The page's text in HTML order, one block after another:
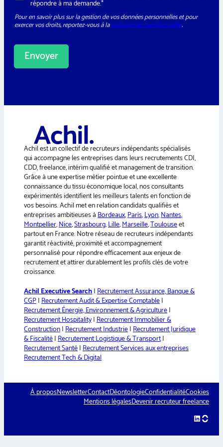
e
t
t
r
G
D
*
répondre à ma demande.*
Pour en savoir plus sur la gestion de vos données personnelles et pour
exercer vos droits, reportez-vous à lapolitique de confidentialité.
Envoyer
e
Achil est un collectif de recruteurs indépendants spécialisés
qui accompagne les entreprises dans leurs recrutements CDI,
CDD, freelance, intérim qualifié et management de transition.
Grâce à une expertise métier pointue et une excellente
connaissance du tissu économique local, nos consultants
expérimentés identifient les meilleurs talents en fonction de
vos besoins. Achil met en relation candidats qualifiés et
entreprises ambitieuses àBordeaux,Paris,Lyon,Nantes,
Montpellier,Nice,Strasbourg,Lille,Marseille,Toulouseet
partout en France. Notre réseau de recruteurs indépendants
garantit réactivité, proximité et accompagnement
personnalisé pour répondre efficacement aux enjeux de
recrutement et attirer durablement les profils clés de votre
croissance.
Achil Executive Search|Recrutement Assurance, Banque &
CGP|Recrutement Audit & Expertise Comptable|
Recrutement Énergie, Environnement & Agriculture|
Recrutement Hospitality|Recrutement Immobilier &
Construction|Recrutement Industrie|Recrutement Juridique
& Fiscalité|Recrutement Logistique & Transport|
Recrutement Santé|Recrutement Services aux entreprises
Recrutement Tech & Digital
À proposNewsletterContactDéontologieConfidentialitéCookies
Mentions légalesDevenir recruteur freelance
LinkedIn